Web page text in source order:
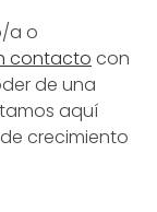
a o
contacto con
de una
aquí
crecimiento